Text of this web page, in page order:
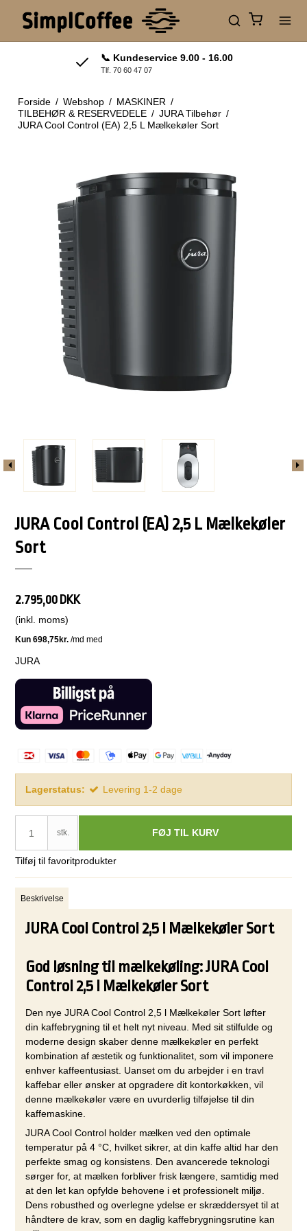
📞 Kundeservice 9.00 - 16.00
Tlf. 70 60 47 07
Forside / Webshop / MASKINER /
TILBEHØR & RESERVEDELE / JURA Tilbehør /
JURA Cool Control (EA) 2,5 L Mælkekøler Sort
JURA Cool Control (EA) 2,5 L Mælkekøler
Sort
2.795,00 DKK
(inkl. moms)
JURA
Lagerstatus: Levering 1-2 dage
stk. FØJ TIL KURV
Tilføj til favoritprodukter
Beskrivelse
JURA Cool Control 2,5 l Mælkekøler Sort
God løsning til mælkekøling: JURA Cool
Control 2,5 l Mælkekøler Sort
Den nye JURA Cool Control 2,5 l Mælkekøler Sort løfter
din kaffebrygning til et helt nyt niveau. Med sit stilfulde og
moderne design skaber denne mælkekøler en perfekt
kombination af æstetik og funktionalitet, som vil imponere
enhver kaffeentusiast. Uanset om du arbejder i en travl
kaffebar eller ønsker at opgradere dit kontorkøkken, vil
denne mælkekøler være en uvurderlig tilføjelse til din
kaffemaskine.
JURA Cool Control holder mælken ved den optimale
temperatur på 4 °C, hvilket sikrer, at din kaffe altid har den
perfekte smag og konsistens. Den avancerede teknologi
sørger for, at mælken forbliver frisk længere, samtidig med
at den let kan opfylde behovene i et professionelt miljø.
Dens robusthed og overlegne ydelse er skræddersyet til at
håndtere de krav, som en daglig kaffebrygningsrutine kan